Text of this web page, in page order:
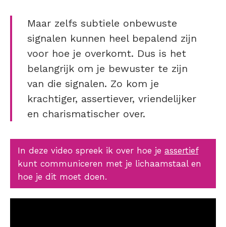
Maar zelfs subtiele onbewuste
signalen kunnen heel bepalend zijn
voor hoe je overkomt. Dus is het
belangrijk om je bewuster te zijn
van die signalen. Zo kom je
krachtiger, assertiever, vriendelijker
en charismatischer over.
In deze video spreek ik over hoe je assertief
kunt communiceren met je lichaamstaal en
hoe je dit moet doen.